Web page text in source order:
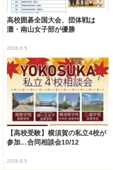
高校囲碁全国大会、団体戦は
灘・南山女子部が優勝
2026.8.5
【高校受験】横須賀の私立4校が
参加…合同相談会10/12
2026.8.5